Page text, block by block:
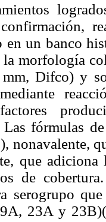
en un banco
la morfología
Difco) y
fórmulas
nonavalente,
que adiciona
de
serogrupo
23A y 23B)(